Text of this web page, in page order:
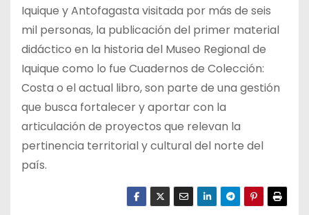
Iquique y Antofagasta visitada por más de seis
mil personas, la publicación del primer material
didáctico en la historia del Museo Regional de
Iquique como lo fue Cuadernos de Colección:
Costa o el actual libro, son parte de una gestión
que busca fortalecer y aportar con la
articulación de proyectos que relevan la
pertinencia territorial y cultural del norte del
país.